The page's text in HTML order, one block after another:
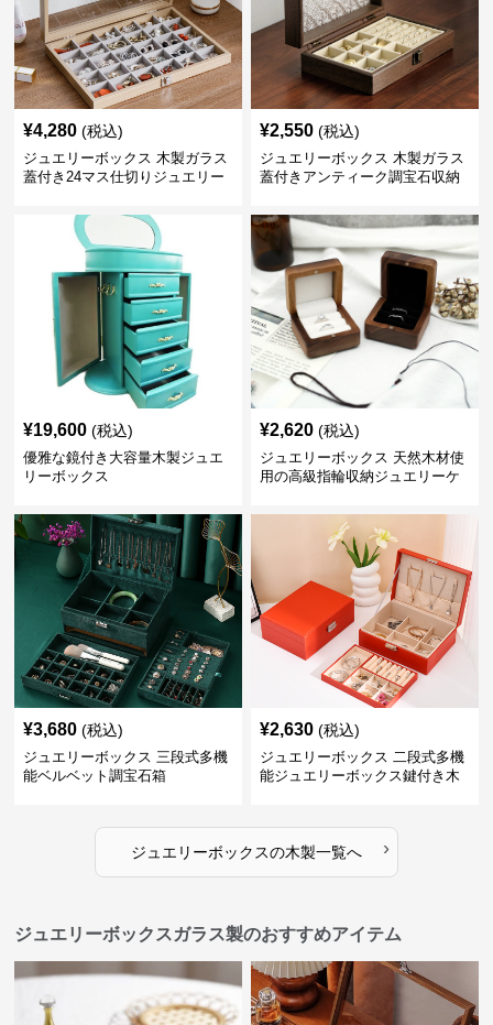
¥4,280 (税込)
ジュエリーボックス 木製ガラス
蓋付き24マス仕切りジュエリー
¥2,550 (税込)
ジュエリーボックス 木製ガラス
蓋付きアンティーク調宝石収納
¥19,600 (税込)
優雅な鏡付き大容量木製ジュエ
リーボックス
¥2,620 (税込)
ジュエリーボックス 天然木材使
用の高級指輪収納ジュエリーケ
¥3,680 (税込)
ジュエリーボックス 三段式多機
能ベルベット調宝石箱
¥2,630 (税込)
ジュエリーボックス 二段式多機
能ジュエリーボックス鍵付き木
ジュエリーボックスの木製一覧へ ›
ジュエリーボックスガラス製のおすすめアイテム